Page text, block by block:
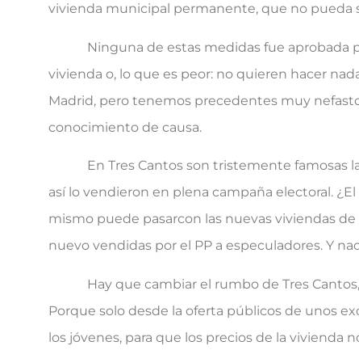
vivienda municipal permanente, que no pueda
Ninguna de estas medidas fue aprobada
vivienda o, lo que es peor: no quieren hacer
Madrid, pero tenemos precedentes muy
conocimiento de causa.
En Tres Cantos son tristemente famosas las
así lo vendieron en plena campaña electoral.
mismo puede pasarcon las nuevas viviendas
nuevo vendidas por el PP a especuladores. Y
Hay que cambiar el rumbo de Tres Cantos,
Porque solo desde la oferta públicos de unos
los jóvenes, para que los precios de la vivienda